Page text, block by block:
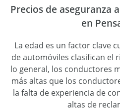
Precios de aseguranza
en
La edad es un factor clave
de automóviles clasifican el
lo general, los conductores
más altas que los
la falta de experiencia de
altas de